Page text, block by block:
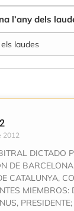
l’any dels
2012
DICTADO
DE
CATALUNYA,
MIEMBROS: